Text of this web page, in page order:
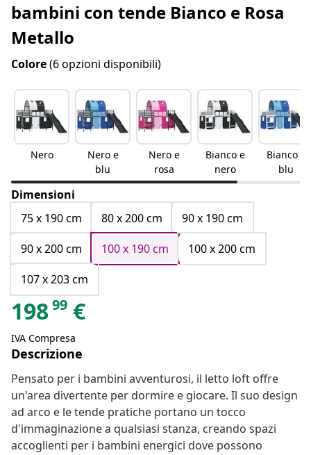
bambini con tende Bianco e Rosa
Metallo
Colore(6 opzioni disponibili)
Nero
Nero e
blu
Nero e
rosa
Bianco e
nero
Bianco e
blu
Dimensioni
75 x 190 cm
80 x 200 cm
90 x 190 cm
90 x 200 cm
100 x 190 cm
100 x 200 cm
107 x 203 cm
19899 €
IVA Compresa
Descrizione
Pensato per i bambini avventurosi, il letto loft offre
un'area divertente per dormire e giocare. Il suo design
ad arco e le tende pratiche portano un tocco
d'immaginazione a qualsiasi stanza, creando spazi
accoglienti per i bambini energici dove possono